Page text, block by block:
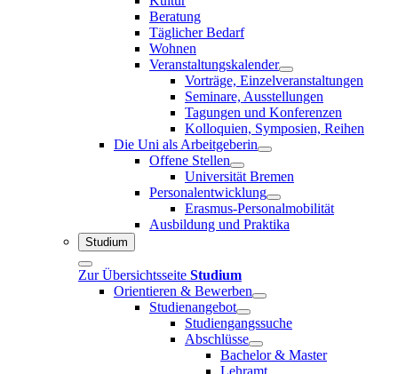
Beratung
Täglicher Bedarf
Wohnen
Veranstaltungskalender
Vorträge, Einzelveranstaltungen
Seminare, Ausstellungen
Tagungen und Konferenzen
Kolloquien, Symposien, Reihen
Die Uni als Arbeitgeberin
Offene Stellen
Universität Bremen
Personalentwicklung
Erasmus-Personalmobilität
Ausbildung und Praktika
Studium
Zur Übersichtsseite Studium
Orientieren & Bewerben
Studienangebot
Studiengangssuche
Abschlüsse
Bachelor & Master
Lehramt